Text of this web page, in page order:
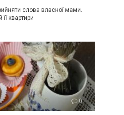
слова власної мами.
квартири
0